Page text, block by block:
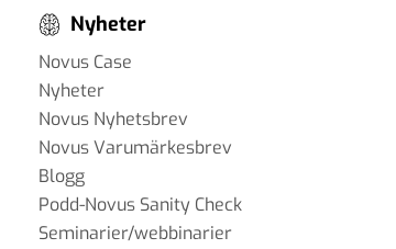
Nyheter
Novus Case
Nyheter
Novus Nyhetsbrev
Novus Varumärkesbrev
Blogg
Podd-Novus Sanity Check
Seminarier/webbinarier